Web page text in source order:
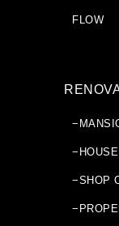
FLOW
−SHOP